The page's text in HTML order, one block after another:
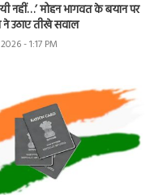
नहीं…’ मोहन भागवत के बयान पर
ने उठाए तीखे सवाल
- 1:17 PM